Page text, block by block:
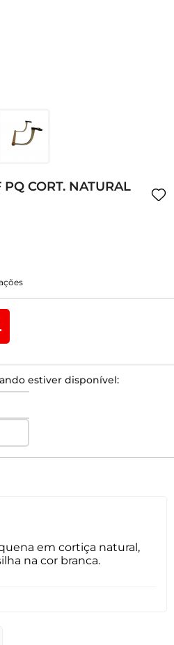
CORT. NATURAL
estiver disponível:
em cortiça natural,
na cor branca.